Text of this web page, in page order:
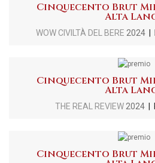
Cinquecento Brut
Alta
WOW CIVILTÀ DEL BERE 2024|
Cinquecento Brut
Alta
THE REAL REVIEW 2024 |
Cinquecento Brut